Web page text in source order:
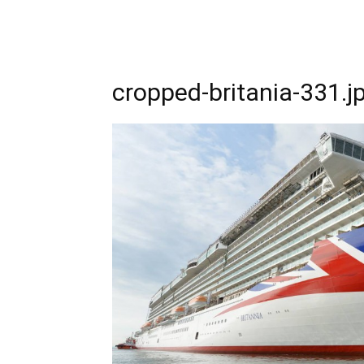
cropped-britania-